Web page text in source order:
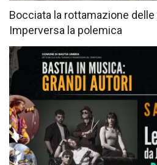
Bocciata la rottamazione
Imperversa la polemica